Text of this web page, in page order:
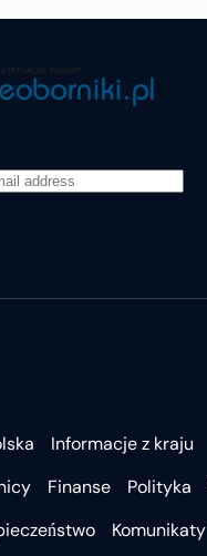
Informacje z kraju
Finanse Polityka
Komunikaty